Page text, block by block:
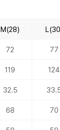
M(28)
72 77
119 124
32.5
68 70